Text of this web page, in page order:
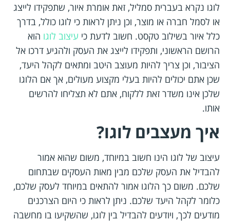
לוגו נקרא בעברית סמליל, זאת אומרת איור, שתפקידו לייצג
או לסמל חברה או מוצר, וכן ניתן לראות כי לוגו כולל, בדרך
כלל איור בשילוב טקסט. חשוב לדעת כי עיצוב לוגו הוא
הרושם הראשוני, ותפקידו לייצג את העסק ולהגיע דרכו אל
הציבור, וכן צריך להיות מעוצב היטב ומתאים לקהל היעד,
שכן אתם יכולים להיות בעלי מקצוע מעולים, אך אם הלוגו
שלכן אינו משדר זאת ללקוח, אתם לא תצליחו להרשים
אותו.
איך מעצבים לוגו?
עיצוב של לוגו הינו חשוב במיוחד, משום שהוא אמור
להבדיל את העסק שלכם מבין מאות העסקים שבתחום
שלכם. משום כך הלוגו אמור להתאים במיוחד לעסק שלכם,
כלומר לקהל היעד שלכם. ניתן לראות כי היום הצרכנים
מודעים לכך, ויודעים להבדיל בין לוגו, שהשקיעו בו מחשבה